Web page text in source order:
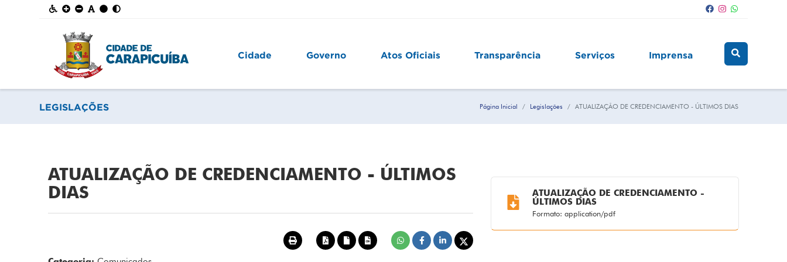
Cidade Governo Atos Oficiais Transparência Serviços Imprensa
LEGISLAÇÕES Página Inicial Legislações ATUALIZAÇÃO DE CREDENCIAMENTO - ÚLTIMOS DIAS
ATUALIZAÇÃO DE CREDENCIAMENTO - ÚLTIMOS
DIAS
ATUALIZAÇÃO DE CREDENCIAMENTO -
ÚLTIMOS DIAS
Formato: application/pdf